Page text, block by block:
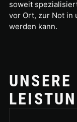
soweit
vor Ort, zur Not in
werden kann.